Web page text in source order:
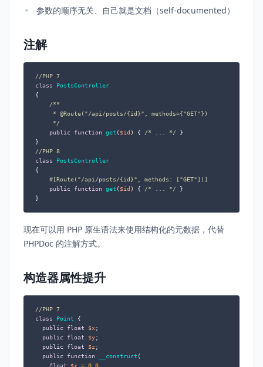
参数的顺序无关、自己就是文档（self-documented）
注解
//PHP 7
class
PostsController
{
/**
     *
@Route("/api/posts/{id}", methods={"GET"})
     */
public
function get ( $id ) { /* ... */ }
//PHP 8
class
PostsController
{
#[Route("/api/posts/{id}", methods: ["GET"])]
public
function get ( $id ) { /* ... */ }
}
现在可以用 PHP 原生语法来使用结构化的元数据，代替
PHPDoc 的注解方式。
构造器属性提升
//PHP 7
class
Point
{
public
float $x;
public
float $y;
public
float $z ;
public
function __construct (
float
$x = 0.0,